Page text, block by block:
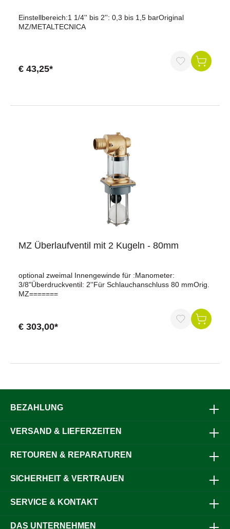
Einstellbereich:1 1/4'' bis 2'': 0,3 bis 1,5 barOriginal
MZ/METALTECNICA
€ 43,25*
MZ Überlaufventil mit 2 Kugeln - 80mm
optional zweimal Innengewinde für :Manometer:
3/8"Überdruckventil: 2''Für Schlauchanschluss 80 mmOrig.
MZ=======
€ 303,00*
BEZAHLUNG
VERSAND & LIEFERZEITEN
RETOUREN & REPARATUREN
SICHERHEIT & VERTRAUEN
SERVICE & KONTAKT
DAS UNTERNEHMEN